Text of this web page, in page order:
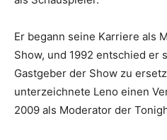
Er begann seine Karriere als
Show, und 1992 entschied er
Gastgeber der Show zu
unterzeichnete Leno einen
2009 als Moderator der